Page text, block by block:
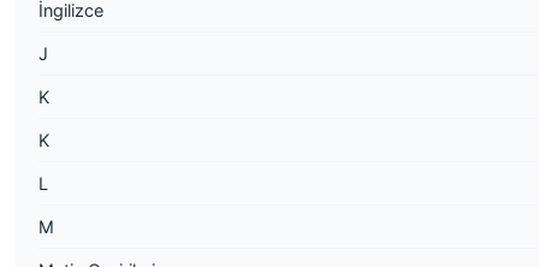
İngilizce
J
K
K
L
M